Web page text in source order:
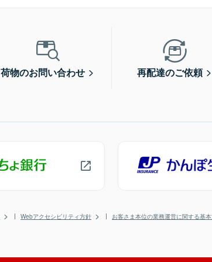
荷物のお問い合わせ 再配達のご依頼
Webアクセシビリティ方針 お客さま本位の業務運営に関する基